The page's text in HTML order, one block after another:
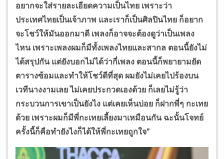
อยากจะใส่รายละเอียดความเป็นไทย เพราะว่า
ประเทศไทยเป็นเจ้าภาพ และเราก็เป็นศิลปินไทย ก็อยาก
จะโชว์ให้มันออกมาดี เพลงก็อาจจะต้องดูว่าเป็นเพลง
ไหน เพราะเพลงผมก็มีทั้งเพลงไทยและสากล ตอนนี้ยังไม่
ได้สรุปกัน แต่ยังบอกไม่ได้ว่ากี่เพลง ตอนนี้ก็พยายามยัด
ตารางซ้อมและทำให้โชว์ดีที่สุด ผมยังไม่เคยไปร้องบน
เวทีนางงามเลย ไม่เคยประกวดเองด้วย ก็เลยไม่รู้ว่า
กระบวนการเขาเป็นยังไง แต่เคยเห็นบ่อย ก็ฝากพี่ๆ กะเทย
ด้วย เพราะผมก็มีพี่กะเทยเลี้ยงมาเหมือนกัน ฉะนั้นโจทย์
ครั้งนี้ก็คือทำยังไงก็ได้ให้พี่กะเทยถูกใจ”